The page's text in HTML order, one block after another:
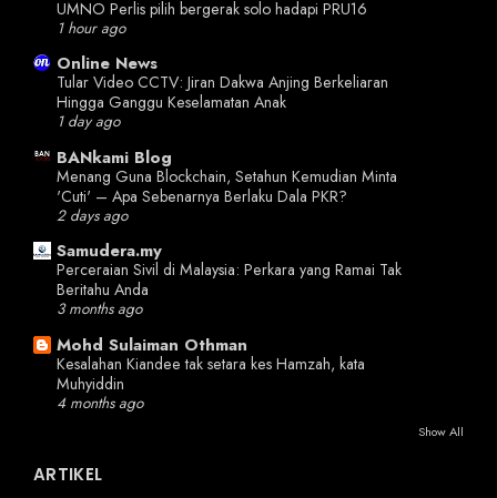
UMNO Perlis pilih bergerak solo hadapi PRU16
1 hour ago
Online News
Tular Video CCTV: Jiran Dakwa Anjing Berkeliaran
Hingga Ganggu Keselamatan Anak
1 day ago
BANkami Blog
Menang Guna Blockchain, Setahun Kemudian Minta
'Cuti' – Apa Sebenarnya Berlaku Dala PKR?
2 days ago
Samudera.my
Perceraian Sivil di Malaysia: Perkara yang Ramai Tak
Beritahu Anda
3 months ago
Mohd Sulaiman Othman
Kesalahan Kiandee tak setara kes Hamzah, kata
Muhyiddin
4 months ago
Show All
ARTIKEL